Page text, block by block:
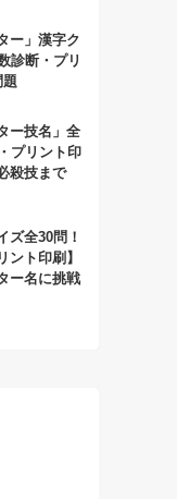
ー」漢字ク
診断・プリ
ー技名」全
プリント印
殺技まで
ズ全30問！
ント印刷】
ー名に挑戦